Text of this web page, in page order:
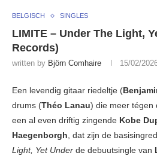
BELGISCH SINGLES
LIMITE – Under The Light,
Records)
written by Björn Comhaire 15/02/
Een levendig gitaar riedeltje (
drums (Théo Lanau) die meer tégen
een al even driftig zingende Kobe
Haegenborgh, dat zijn de
Light, Yet Under de debuutsingle van